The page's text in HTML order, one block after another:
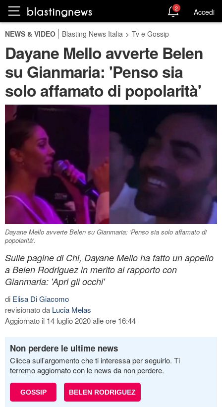
2 Accedi
NEWS & VIDEO Blasting News Italia > Tv e Gossip
Dayane Mello avverte Belen
su Gianmaria: 'Penso sia
solo affamato di popolarità'
Dayane Mello avverte Belen su Gianmaria: 'Penso sia solo affamato di
popolarità'.
Sulle pagine di Chi, Dayane Mello ha fatto un appello
a Belen Rodriguez in merito al rapporto con
Gianmaria: 'Apri gli occhi'
di Elisa Di Giacomo
revisionato da Lucia Melas
Aggiornato il 14 luglio 2020 alle ore 16:44
Non perdere le ultime news
Clicca sull’argomento che ti interessa per seguirlo. Ti
terremo aggiornato con le news da non perdere.
GOSSIP BELEN RODRIGUEZ